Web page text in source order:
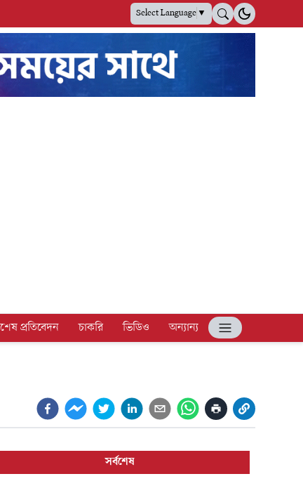
Select Language▼
প্রতিবেদন চাকরি ভিডিও
অন্যান্য
সর্বশেষ